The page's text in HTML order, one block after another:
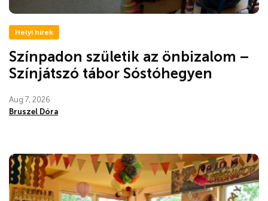
Helyi hírek
Színpadon születik az önbizalom –
Színjátszó tábor Sóstóhegyen
Aug 7, 2026
Bruszel Dóra